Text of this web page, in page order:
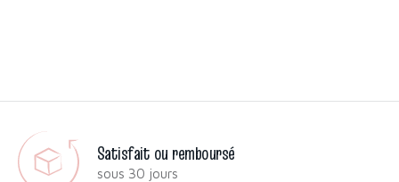
Satisfait ou remboursé
sous 30 jours